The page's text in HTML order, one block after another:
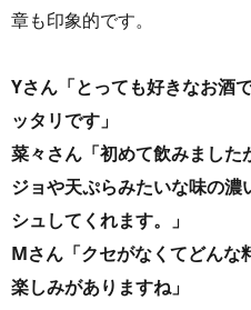
章も印象的です。
Yさん「とっても好きなお酒
ッタリです」
菜々さん「初めて飲みまし
ジョや天ぷらみたいな味の
シュしてくれます。」
Mさん「クセがなくてどんな
楽しみがありますね」